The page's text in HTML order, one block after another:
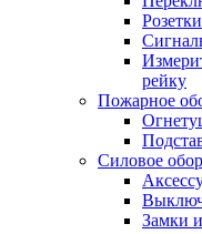
рейку
Пожарное
Силовое
Замки